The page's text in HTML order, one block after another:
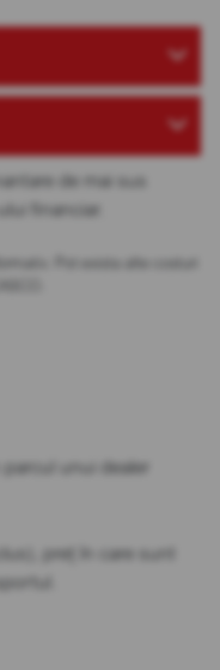
de mai sus
financiar.
Pot exista alte costuri
unui dealer
preț în care sunt